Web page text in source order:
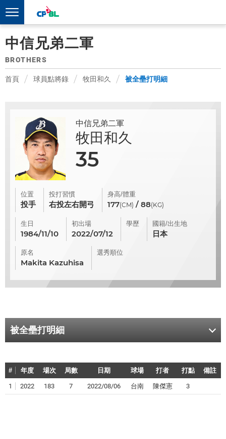
中信兄弟二軍
BROTHERS
首頁 球員點將錄 牧田和久 被全壘打明細
中信兄弟二軍
牧田和久
35
位置
投手
投打習慣
右投左右開弓
身高/體重
177(CM) / 88(KG)
生日
1984/11/10
初出場
2022/07/12
學歷 國籍/出生地
日本
原名
Makita Kazuhisa
選秀順位
被全壘打明細
# 年度 場次 局數 日期 球場 打者 打點 備註
1 2022 183 7 2022/08/06 台南 陳傑憲 3